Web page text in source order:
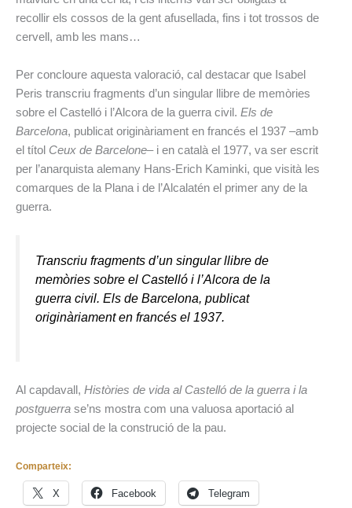
recollir els cossos de la gent afusellada, fins i tot trossos de
cervell, amb les mans…
Per concloure aquesta valoració, cal destacar que Isabel
Peris transcriu fragments d’un singular llibre de memòries
sobre el Castelló i l’Alcora de la guerra civil. Els de
Barcelona, publicat originàriament en francés el 1937 –amb
el títol Ceux de Barcelone– i en català el 1977, va ser escrit
per l’anarquista alemany Hans-Erich Kaminki, que visità les
comarques de la Plana i de l’Alcalatén el primer any de la
guerra.
Transcriu fragments d’un singular llibre de
memòries sobre el Castelló i l’Alcora de la
guerra civil. Els de Barcelona , publicat
originàriament en francés el 1937.
Al capdavall, Històries de vida al Castelló de la guerra i la
postguerra se’ns mostra com una valuosa aportació al
projecte social de la construció de la pau.
Comparteix:
X Facebook Telegram